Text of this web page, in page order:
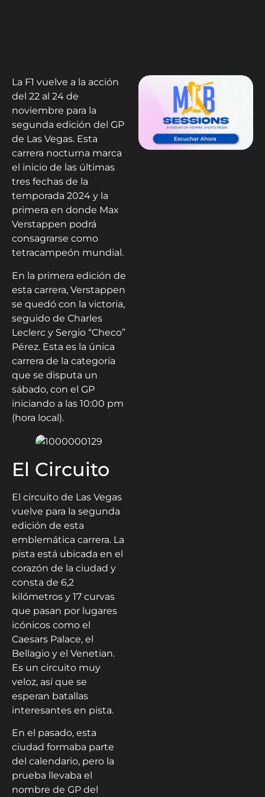
La F1 vuelve a la acción
del 22 al 24 de
noviembre para la
segunda edición del GP
de Las Vegas. Esta
carrera nocturna marca
el inicio de las últimas
tres fechas de la
temporada 2024 y la
primera en donde Max
Verstappen podrá
consagrarse como
tetracampeón mundial.
En la primera edición de
esta carrera, Verstappen
se quedó con la victoria,
seguido de Charles
Leclerc y Sergio “Checo”
Pérez. Esta es la única
carrera de la categoría
que se disputa un
sábado, con el GP
iniciando a las 10:00 pm
(hora local).
El Circuito
El circuito de Las Vegas
vuelve para la segunda
edición de esta
emblemática carrera. La
pista está ubicada en el
corazón de la ciudad y
consta de 6,2
kilómetros y 17 curvas
que pasan por lugares
icónicos como el
Caesars Palace, el
Bellagio y el Venetian.
Es un circuito muy
veloz, así que se
esperan batallas
interesantes en pista.
En el pasado, esta
ciudad formaba parte
del calendario, pero la
prueba llevaba el
nombre de GP del